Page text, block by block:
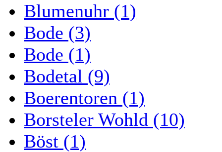
Blumenuhr (1)
Bode (3)
Bode (1)
Bodetal (9)
Boerentoren (1)
Borsteler Wohld (10)
Böst (1)